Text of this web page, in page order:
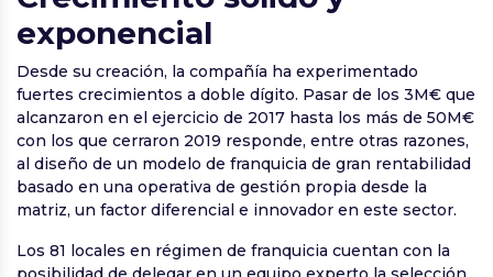
exponencial
Desde su creación, la compañía ha experimentado
fuertes crecimientos a doble dígito. Pasar de los 3M€ que
alcanzaron en el ejercicio de 2017 hasta los más de 50M€
con los que cerraron 2019 responde, entre otras razones,
al diseño de un modelo de franquicia de gran rentabilidad
basado en una operativa de gestión propia desde la
matriz, un factor diferencial e innovador en este sector.
Los 81 locales en régimen de franquicia cuentan con la